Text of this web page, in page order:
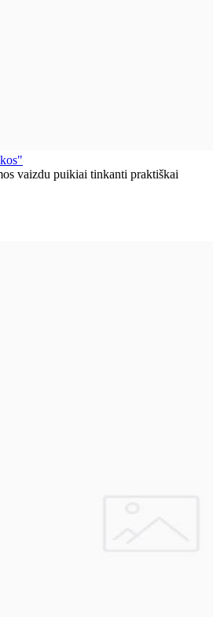
vaizdu puikiai tinkanti praktiškai